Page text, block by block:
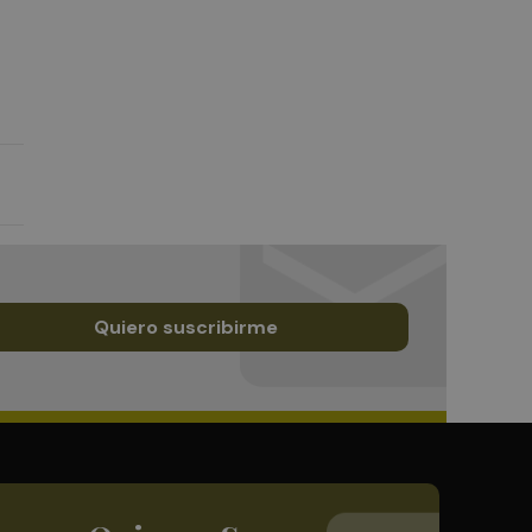
Quiero suscribirme